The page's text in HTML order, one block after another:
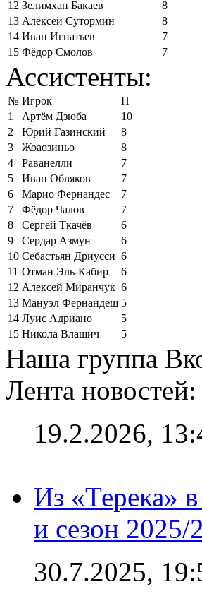
12 Зелимхан Бакаев
8
13 Алексей Сутормин
8
14 Иван Игнатьев
7
15 Фёдор Смолов 7
Ассистенты:
№ Игрок
П
1
Артём Дзюба
10
2
Юрий Газинский
8
3
Жоаозиньо
8
4
Раванелли
7
5
Иван Обляков
7
6
Марио Фернандес
7
7
Фёдор Чалов
7
8
Сергей Ткачёв
6
9
Сердар Азмун
6
10 Себастьян Дриусси 6
11 Отман Эль-Кабир
6
12 Алексей Миранчук 6
13 Мануэл Фернандеш 5
14 Луис Адриано
5
15 Никола Влашич 5
Наша группа
Лента новостей:
19.2.2026,
Из «Терека»
и сезон 2025/
30.7.2025,